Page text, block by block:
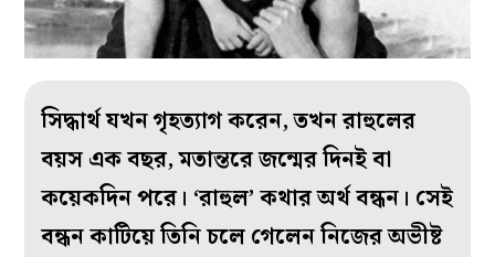
সিদ্ধার্থ যখন গৃহত্যাগ করেন, তখন রাহুলের
বয়স এক বছর, মতান্তরে জন্মের দিনই বা
কয়েকদিন পরে। ‘রাহুল’ কথার অর্থ বন্ধন। সেই
বন্ধন কাটিয়ে তিনি চলে গেলেন নিজের অভীষ্ট